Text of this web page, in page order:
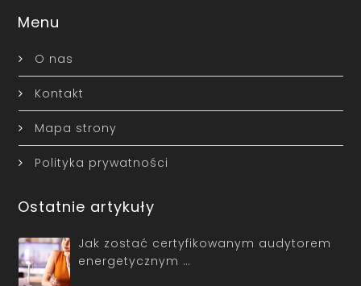
Menu
O nas
Kontakt
Mapa strony
Polityka prywatności
Ostatnie artykuły
Jak zostać certyfikowanym audytorem
energetycznym …